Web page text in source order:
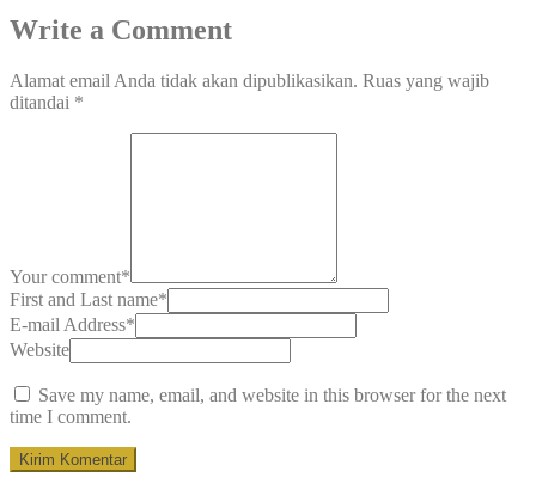
Write a Comment
Alamat email Anda tidak akan dipublikasikan. Ruas yang wajib
ditandai *
Your comment*
First and Last name*
E-mail Address*
Website
Save my name, email, and website in this browser for the next
time I comment.